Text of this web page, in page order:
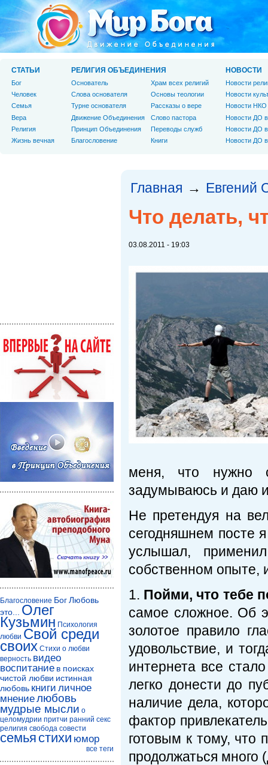
Главная → Евгений
Что делать,
03.08.2011 - 19:03
меня, что нужно
задумываюсь и даю
Не претендуя на
сегодняшнем посте
услышал,
собственном опыте,
1. Пойми, что тебе
самое сложное. Об
золотое правило
удовольствие, и
интернета все
легко донести до
наличие дела,
фактор
готовым к тому, что
продолжаться много
СТАТЬИ
Бог
Человек
Cемья
Вера
Религия
Жизнь вечная
РЕЛИГИЯ ОБЪЕДИНЕНИЯ
Основатель
Слова основателя
Турне основателя
Движение Объединения
Принцип Объединения
Благословение
Храм всех религий
Основы теологии
Рассказы о вере
Слово пастора
Переводы служб
Книги
НОВОСТИ
Новости
Новости
Новости НКО
Новости ДО
Новости ДО
Новости ДО
Благословение БогЛюбовь
это...
Олег
Кузьмин Психология
любви Свой среди
своих Стихи о любви
верность видео
воспитание в поисках
чистой любви истинная
любовь книги личное
мнениелюбовь
мудрые мысли о
целомудрии притчи ранний секс
религия свобода совести
семья стихи юмор
все теги